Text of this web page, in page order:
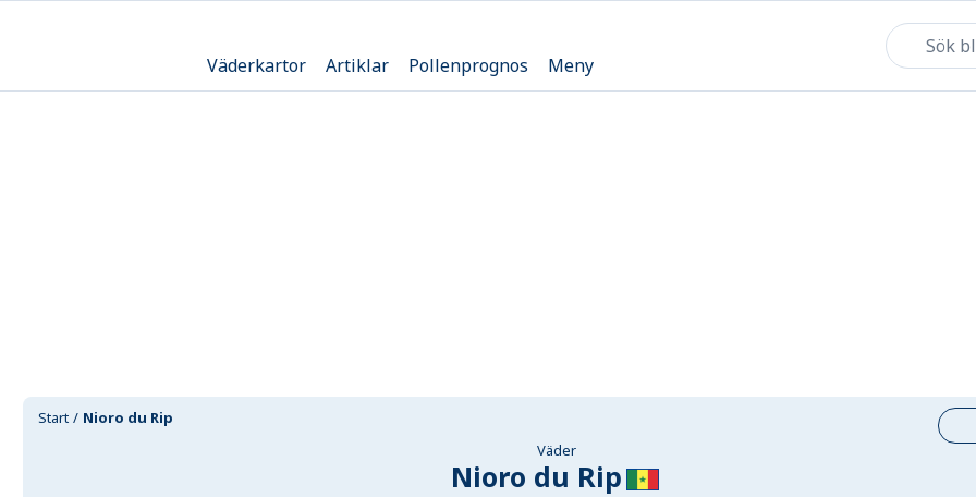
Väderkartor Artiklar Pollenprognos Meny
Start
Nioro du Rip
Väder
Nioro du Rip